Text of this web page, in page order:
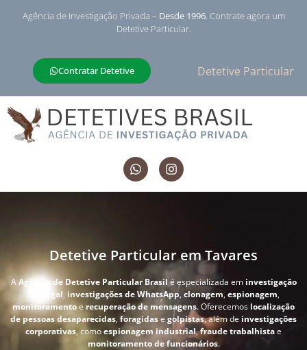
Agência de Investigação Privada – Desde 1996. Contrate agora um
Detetive Particular.
Contratar Detetive Detetive Particular
Detetive Particular em Tavares
AAgência de Detetive Particular Brasil é especializada em investigação
conjugal, investigações de WhatsApp, clonagem,espionagem,
monitoramentoe recuperação de mensagens. Oferecemos localização
de pessoas desaparecidas, foragidase golpistas, além de investigações
corporativas, comoespionagem industrial,fraude trabalhistae
monitoramento de funcionários.